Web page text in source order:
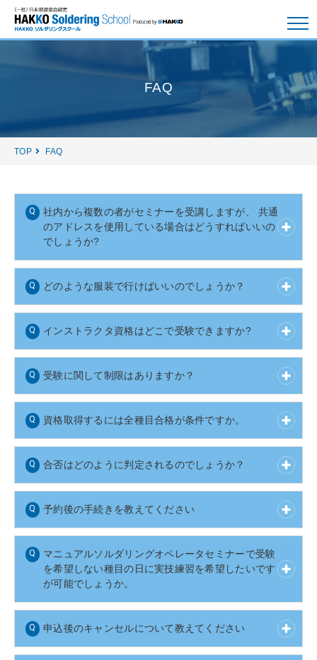
FAQ
TOP FAQ
社内から複数の者がセミナーを受講しますが、 共通
のアドレスを使用している場合はどうすればいいの
でしょうか?
どのような服装で行けばいいのでしょうか？
インストラクタ資格はどこで受験できますか?
受験に関して制限はありますか？
資格取得するには全種目合格が条件ですか。
合否はどのように判定されるのでしょうか？
予約後の手続きを教えてください
マニュアルソルダリングオペレータセミナーで受験
を希望しない種目の日に実技練習を希望したいです
が可能でしょうか。
申込後のキャンセルについて教えてください